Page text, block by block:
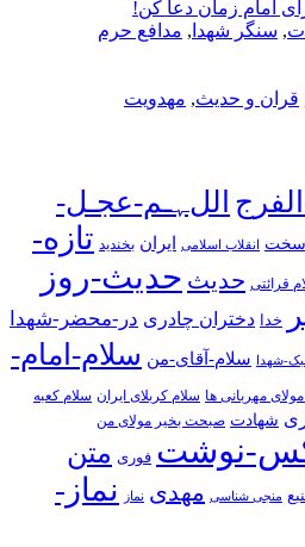
امام زمان دعا کن!
, سنگر شهدا , مدافع حرم
قران و حدیث, مهدویت
اللﮩـم-عجـل-
سخت انقلاب اسلامی ایران بخندید تازه-
قرائتی حدیث حدیث-روز
خدا دختران چادری در-محضر-شهدا
شهدا سلام-آقای-من سلام-امام-
مهربانی ها سلام کربلای ایران سلام کعبه
شهادت صبحت بخیر مولای من
نوشت فوری متن
منجی شناسی مهدی نماز
نماز-